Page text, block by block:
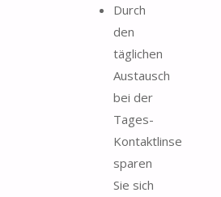
Durch
den
täglichen
Austausch
bei der
Tages-
Kontaktlinse
sparen
Sie sich